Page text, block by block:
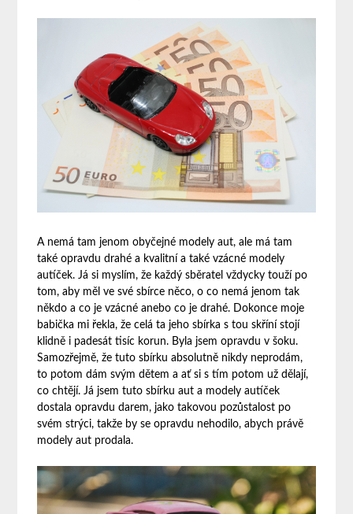
A nemá tam jenom obyčejné modely aut, ale má tam
také opravdu drahé a kvalitní a také vzácné modely
autíček. Já si myslím, že každý sběratel vždycky touží po
tom, aby měl ve své sbírce něco, o co nemá jenom tak
někdo a co je vzácné anebo co je drahé. Dokonce moje
babička mi řekla, že celá ta jeho sbírka s tou skříní stojí
klidně i padesát tisíc korun. Byla jsem opravdu v šoku.
Samozřejmě, že tuto sbírku absolutně nikdy neprodám,
to potom dám svým dětem a ať si s tím potom už dělají,
co chtějí. Já jsem tuto sbírku aut a modely autíček
dostala opravdu darem, jako takovou pozůstalost po
svém strýci, takže by se opravdu nehodilo, abych právě
modely aut prodala.